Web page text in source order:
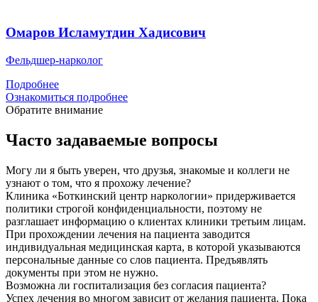
Омаров Исламутдин Хадисович
Фельдшер-нарколог
Подробнее
Ознакомиться подробнее
Обратите внимание
Часто задаваемые вопросы
Могу ли я быть уверен, что друзья, знакомые и коллеги не
узнают о том, что я прохожу лечение?
Клиника «Боткинский центр наркологии» придерживается
политики строгой конфиденциальности, поэтому не
разглашает информацию о клиентах клиники третьим лицам.
При прохождении лечения на пациента заводится
индивидуальная медицинская карта, в которой указываются
персональные данные со слов пациента. Предъявлять
документы при этом не нужно.
Возможна ли госпитализация без согласия пациента?
Успех лечения во многом зависит от желания пациента. Пока